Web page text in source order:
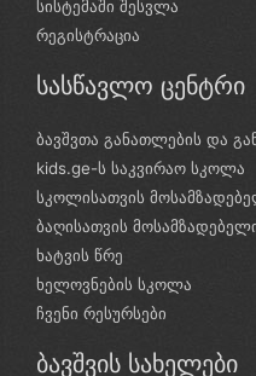
სისტემაში შესვლა
რეგისტრაცია
სასწავლო ცენტრი
ბავშვთა განათლების და
kids.ge-ს საკვირაო სკოლა
სკოლისათვის
ბაღისათვის
ხატვის წრე
ხელოვნების სკოლა
ჩვენი რესურსები
ბავშვის სახელები